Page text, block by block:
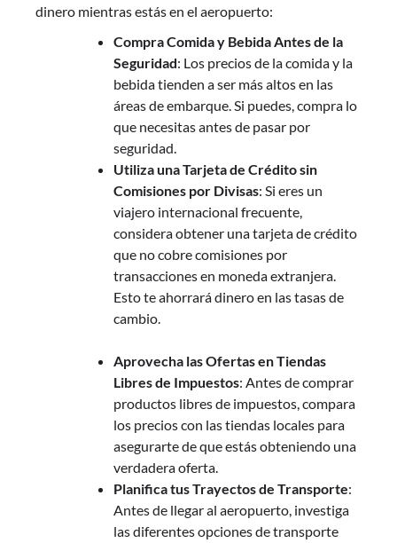
dinero mientras estás en el aeropuerto:
Compra Comida y Bebida Antes de la
Seguridad: Los precios de la comida y la
bebida tienden a ser más altos en las
áreas de embarque. Si puedes, compra lo
que necesitas antes de pasar por
seguridad.
Utiliza una Tarjeta de Crédito sin
Comisiones por Divisas: Si eres un
viajero internacional frecuente,
considera obtener una tarjeta de crédito
que no cobre comisiones por
transacciones en moneda extranjera.
Esto te ahorrará dinero en las tasas de
cambio.
Aprovecha las Ofertas en Tiendas
Libres de Impuestos: Antes de comprar
productos libres de impuestos, compara
los precios con las tiendas locales para
asegurarte de que estás obteniendo una
verdadera oferta.
Planifica tus Trayectos de Transporte:
Antes de llegar al aeropuerto, investiga
las diferentes opciones de transporte